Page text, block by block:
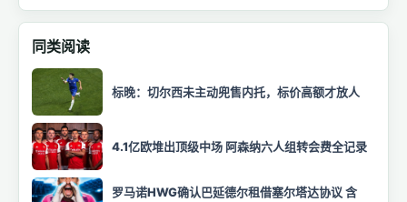
同类阅读
标晚：切尔西未主动兜售内托，标价高额才放人
4.1亿欧堆出顶级中场 阿森纳六人组转会费全记录
罗马诺HWG确认巴延德尔租借塞尔塔达协议 含